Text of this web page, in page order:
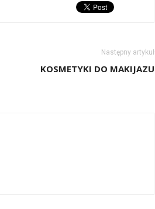
Następny artykuł
KOSMETYKI DO MAKIJAZU